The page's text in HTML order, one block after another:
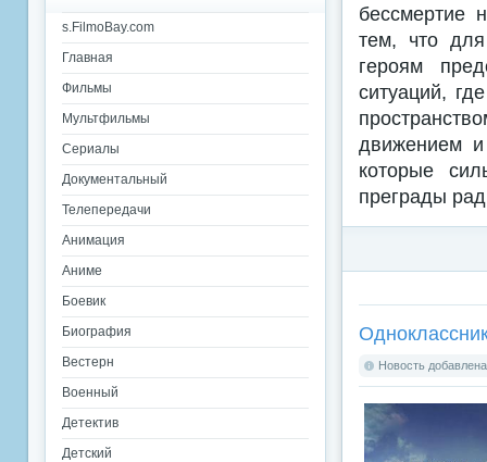
бессмертие
тем, что
героям
ситуаций,
движением и
которые
преграды
Новость
s.FilmoBay.com
Главная
Фильмы
Мультфильмы
Сериалы
Документальный
Телепередачи
Анимация
Аниме
Боевик
Биография
Вестерн
Военный
Детектив
Детский